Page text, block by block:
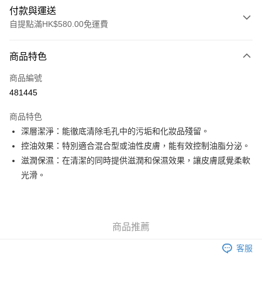
付款與運送
自提點滿HK$580.00免運費
信用卡
Apple Pay
AlipayHK
PayMe
WeChat Pay
銀行匯款 請將存款存到以下銀行帳戶，並於存款單據寫上訂單編號後電郵至
eshop@colourmix-cosmetics.com** **我們不會處理沒有提供存款單據的訂
單。 如果訂購後七個工作天內我們未能收到有關存款，有關訂單將被取消。
商品特色
商品編號
481445
商品特色
深層潔淨：能徹底清除毛孔中的污垢和化妝品殘留。
控油效果：特別適合混合型或油性皮膚，能有效控制油脂分泌。
滋潤保濕：在清潔的同時提供滋潤和保濕效果，讓皮膚感覺柔軟
光滑。
商品推薦
客服